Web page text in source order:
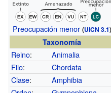
Preocupación menor (UICN 3.1)
Taxonomía
Reino:
Animalia
Filo:
Chordata
Clase:
Amphibia